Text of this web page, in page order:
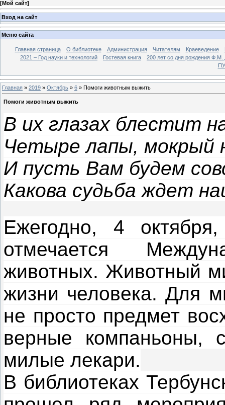
[Мой сайт]
Вход на сайт
Меню сайта
Главная страница О библиотеке Администрация Читателям Краеведение
2021 – Год науки и технологий
Гостевая книга
200 лет со дня рождения Ф.М.
Главная » 2019 » Октябрь » 6 » Помоги животным выжить
Помоги животным выжить
В их глазах блестит
Четыре лапы, мокрый
И пусть Вам будем
Какова судьба ждет
Ежегодно, 4
отмечается
животных. Животный
жизни человека. Для
не просто предмет
верные компаньоны,
милые лекари.
В библиотеках